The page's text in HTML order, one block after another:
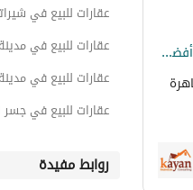
شقة للبيع داخل كمبوند مميز في المستثمرين الشمالية – أفضل لوكيشن في التجمع
عقارات للبيع في
عقارات للبيع في
عقارات للبيع في
عقارات للبيع في
روابط مفيدة